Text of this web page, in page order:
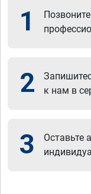
1
2
к нам в
3
Оставьте